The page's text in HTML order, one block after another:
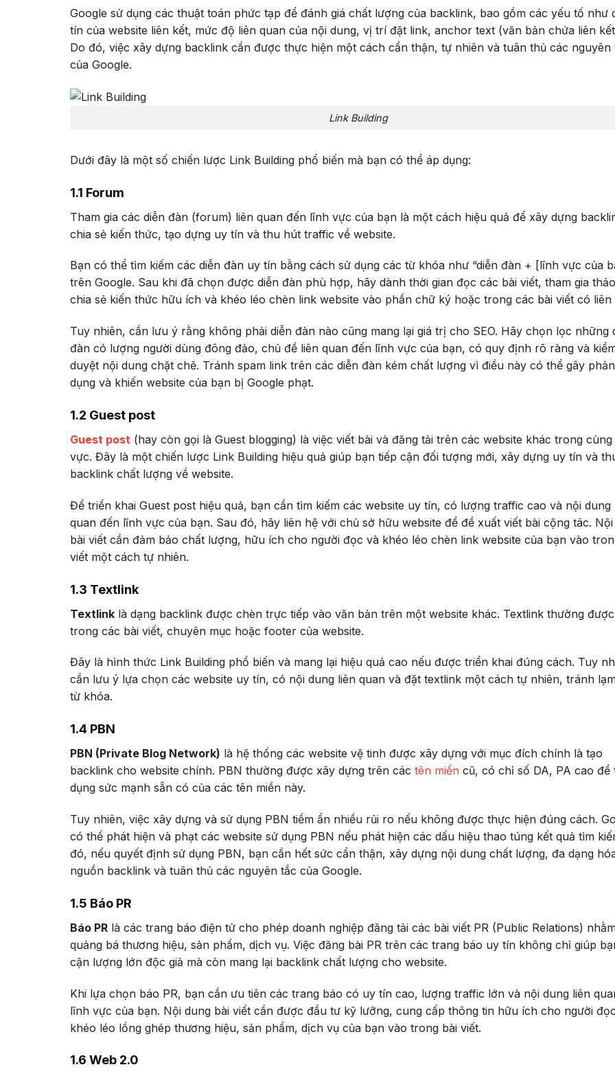
Google sử dụng các thuật toán phức tạp để đánh giá chất lượng của backlink, bao gồm các yếu tố như
tín của website liên kết, mức độ liên quan của nội dung, vị trí đặt link, anchor text (văn bản chứa liên
Do đó, việc xây dựng backlink cần được thực hiện một cách cẩn thận, tự nhiên và tuân thủ các nguyên
của Google.
Link Building
Dưới đây là một số chiến lược Link Building phổ biến mà bạn có thể áp dụng:
1.1 Forum
Tham gia các diễn đàn (forum) liên quan đến lĩnh vực của bạn là một cách hiệu quả để xây dựng
chia sẻ kiến thức, tạo dựng uy tín và thu hút traffic về website.
Bạn có thể tìm kiếm các diễn đàn uy tín bằng cách sử dụng các từ khóa như “diễn đàn + [lĩnh vực của
trên Google. Sau khi đã chọn được diễn đàn phù hợp, hãy dành thời gian đọc các bài viết, tham gia
chia sẻ kiến thức hữu ích và khéo léo chèn link website vào phần chữ ký hoặc trong các bài viết có liên
Tuy nhiên, cần lưu ý rằng không phải diễn đàn nào cũng mang lại giá trị cho SEO. Hãy chọn lọc những
đàn có lượng người dùng đông đảo, chủ đề liên quan đến lĩnh vực của bạn, có quy định rõ ràng và
duyệt nội dung chặt chẽ. Tránh spam link trên các diễn đàn kém chất lượng vì điều này có thể gây
dụng và khiến website của bạn bị Google phạt.
1.2 Guest post
Guest post (hay còn gọi là Guest blogging) là việc viết bài và đăng tải trên các website khác trong
vực. Đây là một chiến lược Link Building hiệu quả giúp bạn tiếp cận đối tượng mới, xây dựng uy tín và
backlink chất lượng về website.
Để triển khai Guest post hiệu quả, bạn cần tìm kiếm các website uy tín, có lượng traffic cao và nội dung
quan đến lĩnh vực của bạn. Sau đó, hãy liên hệ với chủ sở hữu website để đề xuất viết bài cộng tác.
bài viết cần đảm bảo chất lượng, hữu ích cho người đọc và khéo léo chèn link website của bạn vào
viết một cách tự nhiên.
1.3 Textlink
Textlink là dạng backlink được chèn trực tiếp vào văn bản trên một website khác. Textlink thường
trong các bài viết, chuyên mục hoặc footer của website.
Đây là hình thức Link Building phổ biến và mang lại hiệu quả cao nếu được triển khai đúng cách. Tuy
cần lưu ý lựa chọn các website uy tín, có nội dung liên quan và đặt textlink một cách tự nhiên, tránh
từ khóa.
1.4 PBN
PBN (Private Blog Network) là hệ thống các website vệ tinh được xây dựng với mục đích chính là tạo
backlink cho website chính. PBN thường được xây dựng trên các tên miền cũ, có chỉ số DA, PA cao để
dụng sức mạnh sẵn có của các tên miền này.
Tuy nhiên, việc xây dựng và sử dụng PBN tiềm ẩn nhiều rủi ro nếu không được thực hiện đúng cách.
có thể phát hiện và phạt các website sử dụng PBN nếu phát hiện các dấu hiệu thao túng kết quả tìm
đó, nếu quyết định sử dụng PBN, bạn cần hết sức cẩn thận, xây dựng nội dung chất lượng, đa dạng
nguồn backlink và tuân thủ các nguyên tắc của Google.
1.5 Báo PR
Báo PR là các trang báo điện tử cho phép doanh nghiệp đăng tải các bài viết PR (Public Relations)
quảng bá thương hiệu, sản phẩm, dịch vụ. Việc đăng bài PR trên các trang báo uy tín không chỉ giúp
cận lượng lớn độc giả mà còn mang lại backlink chất lượng cho website.
Khi lựa chọn báo PR, bạn cần ưu tiên các trang báo có uy tín cao, lượng traffic lớn và nội dung liên
lĩnh vực của bạn. Nội dung bài viết cần được đầu tư kỹ lưỡng, cung cấp thông tin hữu ích cho người
khéo léo lồng ghép thương hiệu, sản phẩm, dịch vụ của bạn vào trong bài viết.
1.6 Web 2.0